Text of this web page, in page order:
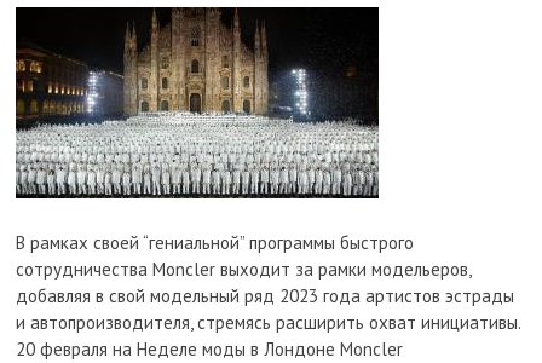
В рамках своей “гениальной” программы быстрого
сотрудничества Moncler выходит за рамки модельеров,
добавляя в свой модельный ряд 2023 года артистов эстрады
и автопроизводителя, стремясь расширить охват инициативы.
20 февраля на Неделе моды в Лондоне Moncler